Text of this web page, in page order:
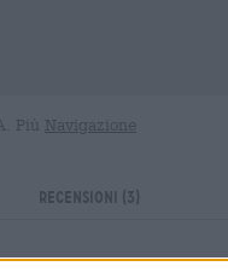
Più Navigazione
Recensioni (3)